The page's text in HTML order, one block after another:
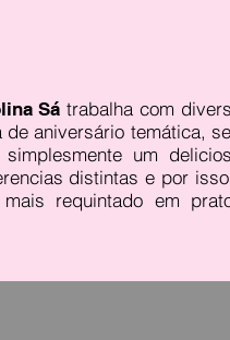
Sá trabalha com
de aniversário temática,
simplesmente um
distintas e por
requintado em